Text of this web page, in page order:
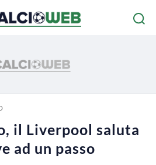
il Liverpool saluta
ad un passo